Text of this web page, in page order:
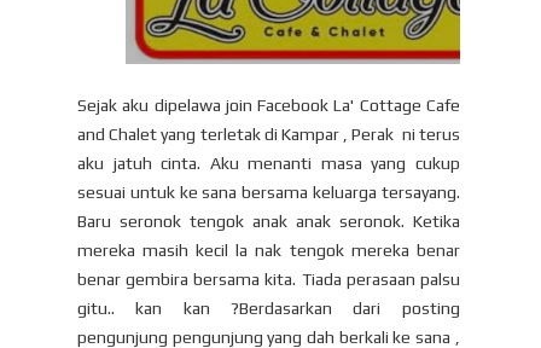
Sejak aku dipelawa join Facebook La' Cottage Cafe
and Chalet yang terletak di Kampar , Perak ni terus
aku jatuh cinta. Aku menanti masa yang cukup
sesuai untuk ke sana bersama keluarga tersayang.
Baru seronok tengok anak anak seronok. Ketika
mereka masih kecil la nak tengok mereka benar
benar gembira bersama kita. Tiada perasaan palsu
gitu.. kan kan ?Berdasarkan dari posting
pengunjung pengunjung yang dah berkali ke sana ,